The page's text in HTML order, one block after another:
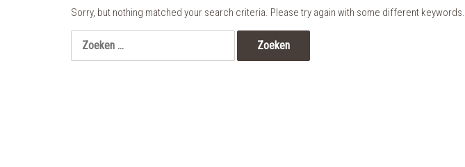
Sorry, but nothing matched your search criteria. Please try again with some different keywords.
naar: